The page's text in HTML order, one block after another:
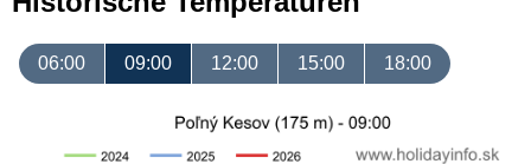
06:00 09:00 12:00 15:00 18:00